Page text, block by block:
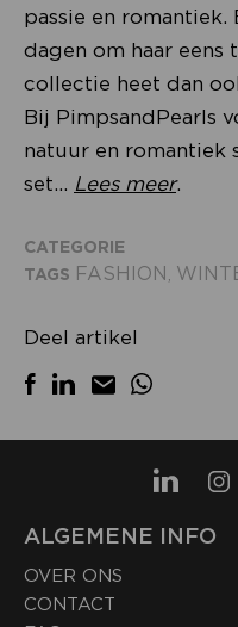
passie en romantiek.
dagen om haar eens
collectie heet dan
Bij PimpsandPearls
natuur en romantiek
set... Lees meer.
CATEGORIE
TAGS FASHION
Deel artikel
ALGEMENE INFO
OVER ONS
CONTACT